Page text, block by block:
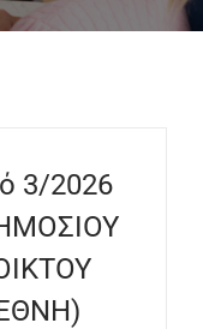
3/2026